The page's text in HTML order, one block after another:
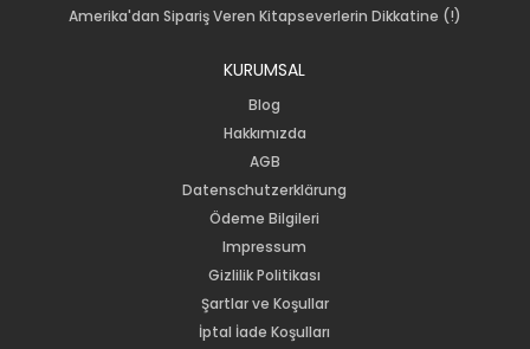
Amerika'dan Sipariş Veren Kitapseverlerin Dikkatine (!)
KURUMSAL
Blog
Hakkımızda
AGB
Datenschutzerklärung
Ödeme Bilgileri
Impressum
Gizlilik Politikası
Şartlar ve Koşullar
İptal İade Koşulları